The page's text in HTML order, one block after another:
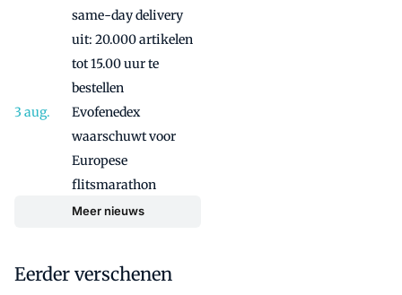
same-day delivery
uit: 20.000 artikelen
tot 15.00 uur te
bestellen
Evofenedex
waarschuwt voor
Europese
flitsmarathon
Meer nieuws
Eerder verschenen